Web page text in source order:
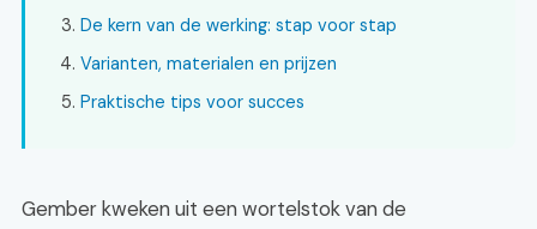
De kern van de werking: stap voor stap
Varianten, materialen en prijzen
Praktische tips voor succes
Gember kweken uit een wortelstok van de